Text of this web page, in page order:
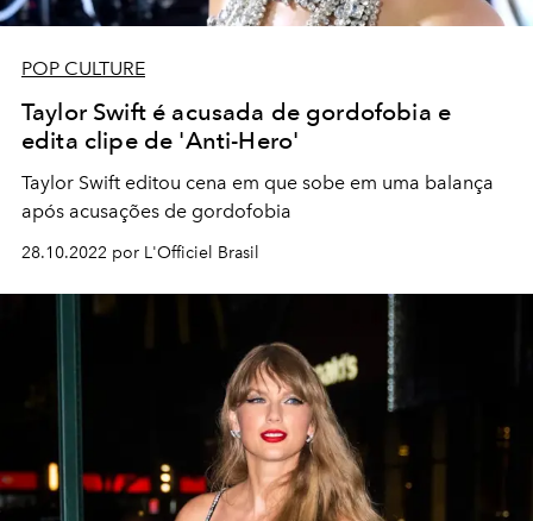
POP CULTURE
Taylor Swift é acusada de gordofobia e
edita clipe de 'Anti-Hero'
Taylor Swift editou cena em que sobe em uma balança
após acusações de gordofobia
28.10.2022 por L'Officiel Brasil